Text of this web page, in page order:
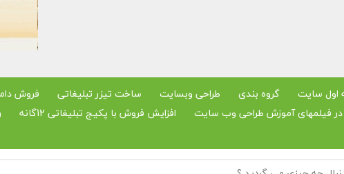
اول سایت گروه بندی طراحی وبسایت ساخت تیزر تبلیغاتی فروش
در فیلمهای آموزش طراحی وب سایت
افزایش فروش با پکیج تبلیغاتی 12گانه